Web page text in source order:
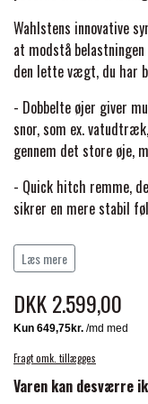
PREMIER
PREMIER
PREMIER
PREMIER
PREMIER
Wahlstens innovative
at modstå
den lette vægt, du har
- Dobbelte øjer giver
snor, som ex.
gennem det store øje,
- Quick hitch remme,
sikrer en mere stabil
- Højkvalitets quick
holdbarhed til
- De 25 mm brede
slidstærkt BioThane-
- Den formede
manke.
Læs mere
DKK 2.599,00
Fragt omk. tillægges
Varen kan desværre